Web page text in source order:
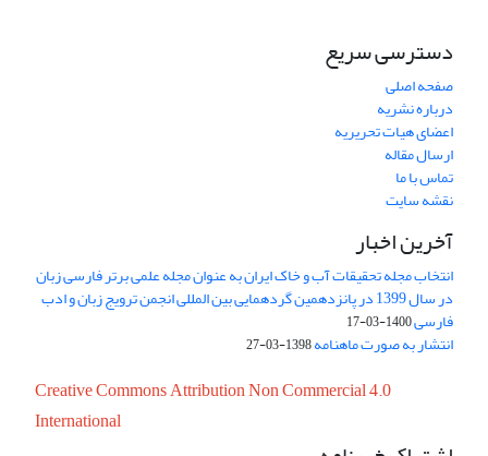
دسترسی سریع
صفحه اصلی
درباره نشریه
اعضای هیات تحریریه
ارسال مقاله
تماس با ما
نقشه سایت
آخرین اخبار
انتخاب مجله تحقیقات آب و خاک ایران به عنوان مجله علمی برتر فارسی زبان
در سال 1399 در پانزدهمین گردهمایی بین المللی انجمن ترویج زبان و ادب
فارسی1400-03-17
انتشار به صورت ماهنامه1398-03-27
Creative Commons Attribution Non Commercial 4.0
International